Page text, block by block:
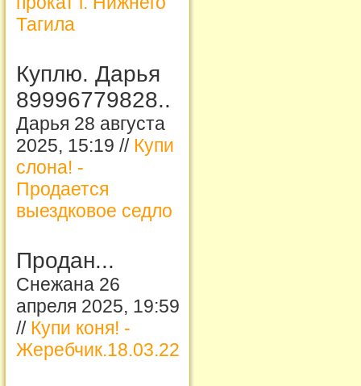
Тагила
Куплю. Дарья
89996779828..
Дарья 28 августа
2025, 15:19 // Купи
слона! -
Продается
выездковое седло
Продан...
Снежана 26
апреля 2025, 19:59
// Купи коня! -
Жеребчик.18.03.22